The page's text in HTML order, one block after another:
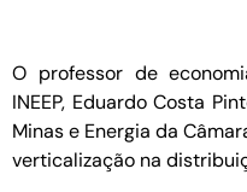
O professor de
INEEP, Eduardo Costa
Minas e Energia da
verticalização na